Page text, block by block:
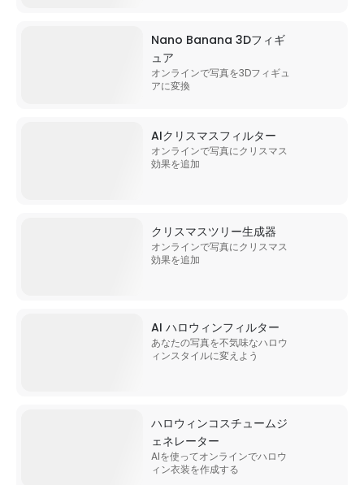
Nano Banana 3Dフィギ
ュア
オンラインで写真を3Dフィギュ
アに変換
AIクリスマスフィルター
オンラインで写真にクリスマス
効果を追加
クリスマスツリー生成器
オンラインで写真にクリスマス
効果を追加
AI ハロウィンフィルター
あなたの写真を不気味なハロウ
ィンスタイルに変えよう
ハロウィンコスチュームジ
ェネレーター
AIを使ってオンラインでハロウ
ィン衣装を作成する